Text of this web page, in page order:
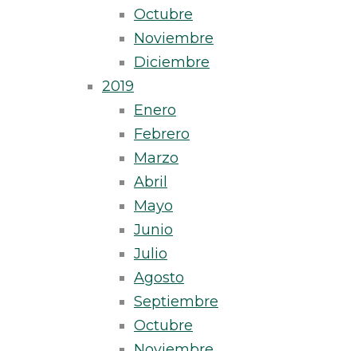
Octubre
Noviembre
Diciembre
2019
Enero
Febrero
Marzo
Abril
Mayo
Junio
Julio
Agosto
Septiembre
Octubre